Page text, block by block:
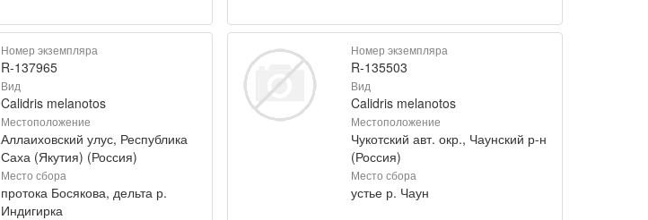
Номер экземпляра
R-137965
Вид
Calidris melanotos
Местоположение
Аллаиховский улус, Республика
Саха (Якутия) (Россия)
Место сбора
протока Босякова, дельта р.
Индигирка
Номер экземпляра
R-135503
Вид
Calidris melanotos
Местоположение
Чукотский авт. окр., Чаунский р-н
(Россия)
Место сбора
устье р. Чаун